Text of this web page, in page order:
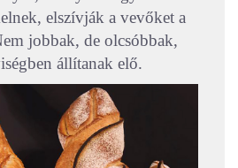
elszívják a vevőket a
jobbak, de olcsóbbak,
állítanak elő.